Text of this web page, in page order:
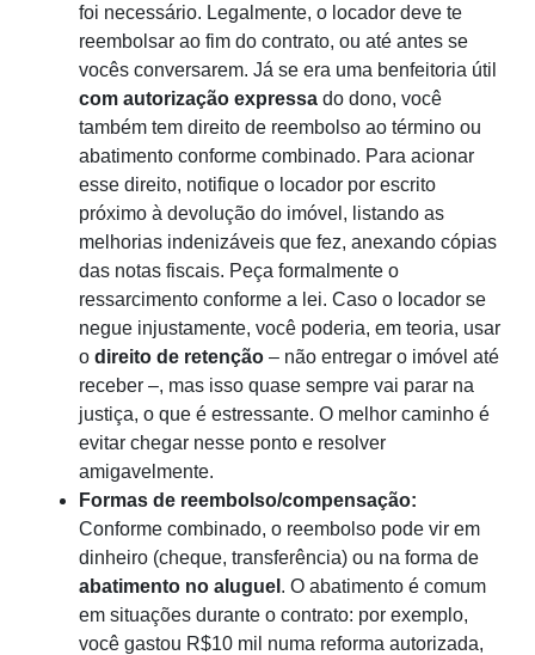
foi necessário. Legalmente, o locador deve te
reembolsar ao fim do contrato, ou até antes se
vocês conversarem. Já se era uma benfeitoria útil
com autorização expressa do dono, você
também tem direito de reembolso ao término ou
abatimento conforme combinado. Para acionar
esse direito, notifique o locador por escrito
próximo à devolução do imóvel, listando as
melhorias indenizáveis que fez, anexando cópias
das notas fiscais. Peça formalmente o
ressarcimento conforme a lei. Caso o locador se
negue injustamente, você poderia, em teoria, usar
o direito de retenção – não entregar o imóvel até
receber –, mas isso quase sempre vai parar na
justiça, o que é estressante. O melhor caminho é
evitar chegar nesse ponto e resolver
amigavelmente.
Formas de reembolso/compensação:
Conforme combinado, o reembolso pode vir em
dinheiro (cheque, transferência) ou na forma de
abatimento no aluguel . O abatimento é comum
em situações durante o contrato: por exemplo,
você gastou R$10 mil numa reforma autorizada,